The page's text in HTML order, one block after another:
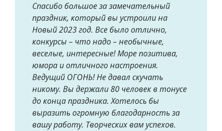
Спасибо большое за замечательный
праздник, который вы устроили на
Новый 2023 год. Все было отлично,
конкурсы – что надо – необычные,
веселые, интересные! Море позитива,
юмора и отличного настроения.
Ведущий ОГОНЬ! Не давал скучать
никому. Вы держали 80 человек в тонусе
до конца праздника. Хотелось бы
выразить огромную благодарность за
вашу работу. Творческих вам успехов.